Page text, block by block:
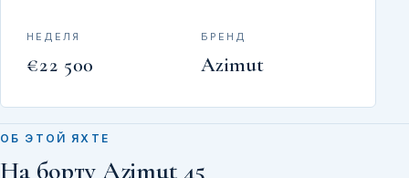
НЕДЕЛЯ
€22 500
БРЕНД
Azimut
ОБ ЭТОЙ ЯХТЕ
На борту Azimut 45